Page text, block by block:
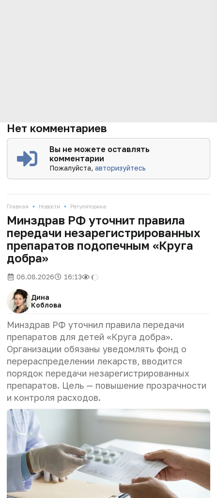
Нет комментариев
Вы не можете оставлять
комментарии
Пожалуйста,авторизуйтесь
Главная • Новости • Регуляторика
Минздрав РФ уточнит правила
передачи незарегистрированных
препаратов подопечным «Круга
добра»
06.08.2026 16:13
Дина
Коблова
Минздрав РФ уточнил правила передачи
препаратов для детей «Круга добра».
Организации обязаны уведомлять фонд о
перераспределении лекарств, вводится
порядок передачи незарегистрированных
препаратов. Цель — повышение прозрачности
и контроля расходов.